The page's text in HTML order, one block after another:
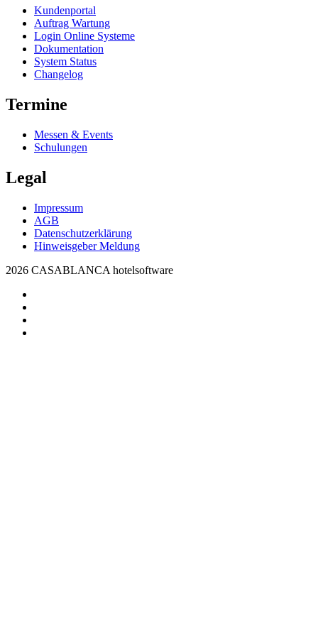
Kundenportal
Auftrag Wartung
Login Online Systeme
Dokumentation
System Status
Changelog
Termine
Messen & Events
Schulungen
Legal
Impressum
AGB
Datenschutzerklärung
Hinweisgeber Meldung
2026 CASABLANCA hotelsoftware